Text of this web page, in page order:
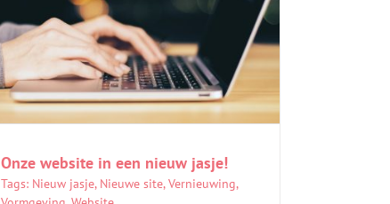
Onze website in een nieuw jasje!
Tags: Nieuw jasje, Nieuwe site,Vernieuwing,